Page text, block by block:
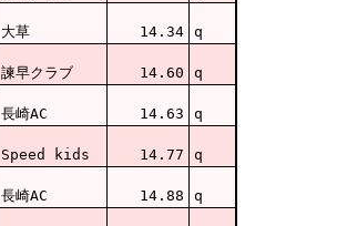
大草 14.34 q
諫早クラブ 14.60 q
長崎AC 14.63 q
Speed kids 14.77 q
長崎AC 14.88 q